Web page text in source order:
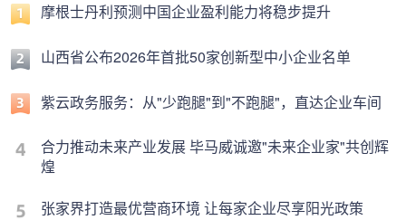
摩根士丹利预测中国企业盈利能力将稳步提升
山西省公布2026年首批50家创新型中小企业名单
紫云政务服务：从"少跑腿"到"不跑腿"，直达企业车间
合力推动未来产业发展 毕马威诚邀"未来企业家"共创辉
煌
张家界打造最优营商环境 让每家企业尽享阳光政策